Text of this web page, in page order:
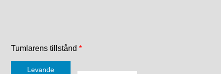
Tumlarens tillstånd*
Levande